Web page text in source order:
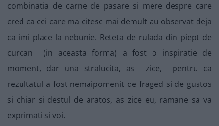
combinatia de carne de pasare si mere despre care
cred ca cei care ma citesc mai demult au observat deja
ca imi place la nebunie. Reteta de rulada din piept de
curcan (in aceasta forma) a fost o inspiratie de
moment, dar una stralucita, as zice, pentru ca
rezultatul a fost nemaipomenit de fraged si de gustos
si chiar si destul de aratos, as zice eu, ramane sa va
exprimati si voi.